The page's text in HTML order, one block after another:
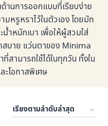
านการออกแบบที่เรียบง่าย
หรูหราไว้ในตัวเอง โดยมัก
ำหนักเบา เพื่อให้ผู้สวมใส่
สบาย แว่นตาของ Minima
สามารถใช้ได้ในทุกวัน ทั้งใน
ะโอกาสพิเศษ